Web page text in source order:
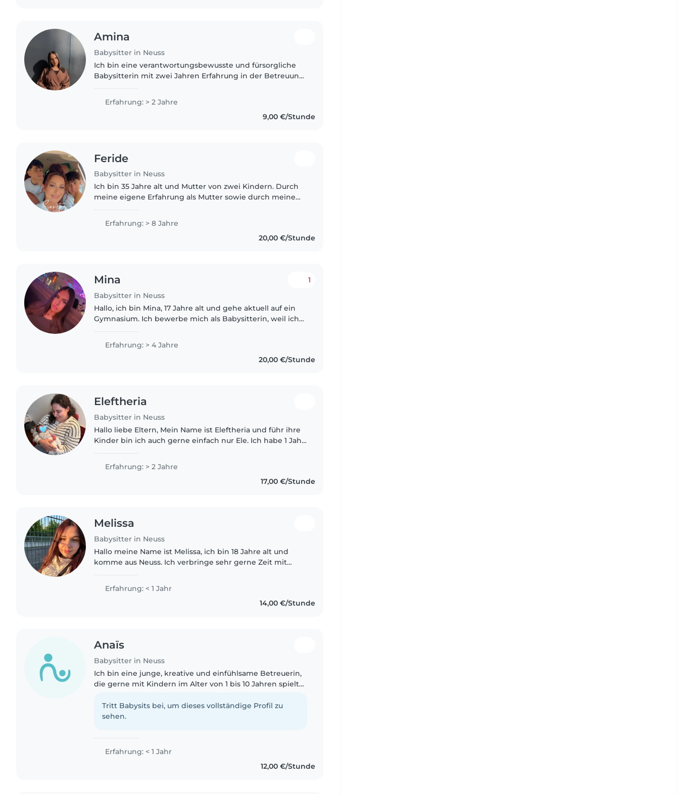
Amina
Babysitter in Neuss
Ich bin eine verantwortungsbewusste und fürsorgliche
Babysitterin mit zwei Jahren Erfahrung in der Betreuung
Erfahrung: > 2 Jahre
9,00 €/Stunde
Feride
Babysitter in Neuss
Ich bin 35 Jahre alt und Mutter von zwei Kindern. Durch
meine eigene Erfahrung als Mutter sowie durch meine
viel Geduld, Verantwortungsbewusstsein..
Erfahrung: > 8 Jahre
20,00 €/Stunde
Mina
Babysitter in Neuss
1
Hallo, ich bin Mina, 17 Jahre alt und gehe aktuell auf ein
Gymnasium. Ich bewerbe mich als Babysitterin, weil ich
als hilfsbereit,..
Erfahrung: > 4 Jahre
20,00 €/Stunde
Eleftheria
Babysitter in Neuss
Hallo liebe Eltern, Mein Name ist Eleftheria und führ ihre
Kinder bin ich auch gerne einfach nur Ele. Ich habe 1 Jahr
aktuell..
Erfahrung: > 2 Jahre
17,00 €/Stunde
Melissa
Babysitter in Neuss
Hallo meine Name ist Melissa, ich bin 18 Jahre alt und
komme aus Neuss. Ich verbringe sehr gerne Zeit mit
verantwortungsvoll um ihr Wohl...
Erfahrung: < 1 Jahr
14,00 €/Stunde
Anaïs
Babysitter in Neuss
Ich bin eine junge, kreative und einfühlsame Betreuerin,
die gerne mit Kindern im Alter von 1 bis 10 Jahren spielt
zu erledigen..
Tritt Babysits bei, um dieses vollständige Profil zu
sehen.
Erfahrung: < 1 Jahr
12,00 €/Stunde